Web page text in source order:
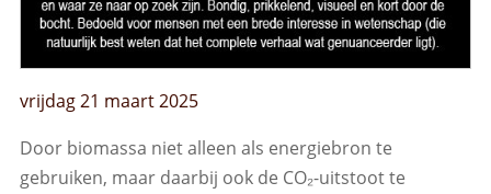
vrijdag 21 maart 2025
Door biomassa niet alleen als energiebron te
gebruiken, maar daarbij ook de CO₂-uitstoot te